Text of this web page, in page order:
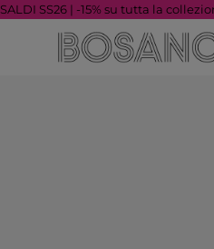
SALDI SS26 | -15% su tutta la